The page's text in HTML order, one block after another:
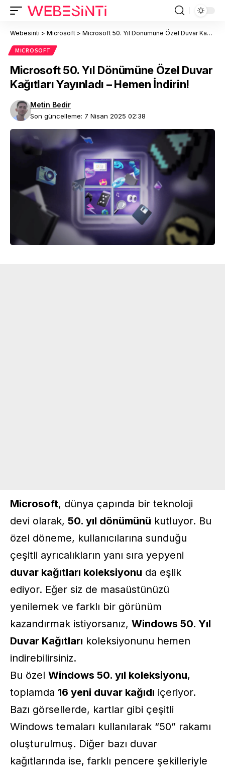
Webesinti > Microsoft > Microsoft 50. Yıl Dönümüne Özel Duvar Kağıtları Yayınladı – Hemen İndirin!
MICROSOFT
Microsoft 50. Yıl Dönümüne Özel Duvar
Kağıtları Yayınladı – Hemen İndirin!
Son güncelleme: 7 Nisan 2025 02:38
Metin Bedir
Microsoft, dünya çapında bir teknoloji
devi olarak, 50. yıl dönümünü kutluyor. Bu
özel döneme, kullanıcılarına sunduğu
çeşitli ayrıcalıkların yanı sıra yepyeni
duvar kağıtları koleksiyonu da eşlik
ediyor. Eğer siz de masaüstünüzü
yenilemek ve farklı bir görünüm
kazandırmak istiyorsanız, Windows 50. Yıl
Duvar Kağıtları koleksiyonunu hemen
indirebilirsiniz.
Bu özel Windows 50. yıl koleksiyonu,
toplamda 16 yeni duvar kağıdı içeriyor.
Bazı görsellerde, kartlar gibi çeşitli
Windows temaları kullanılarak “50” rakamı
oluşturulmuş. Diğer bazı duvar
kağıtlarında ise, farklı pencere şekilleriyle